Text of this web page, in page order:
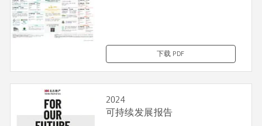
下载 PDF
2024
可持续发展报告